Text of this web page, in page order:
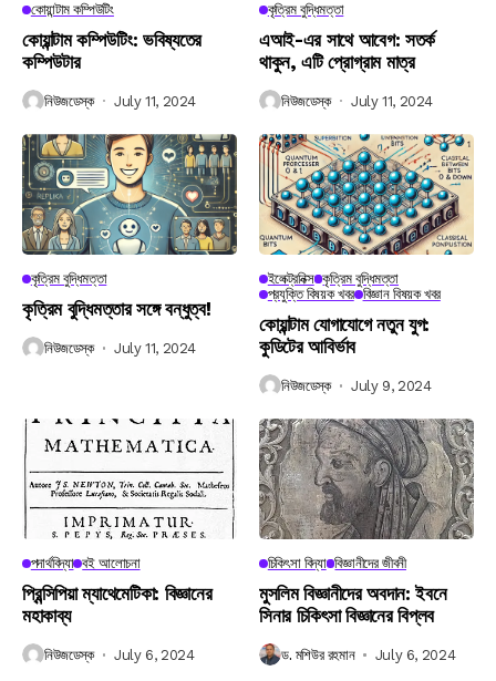
কোয়ান্টাম কম্পিউটিং
কোয়ান্টাম কম্পিউটিং: ভবিষ্যতের
কম্পিউটার
নিউজডেস্ক July 11, 2024
কৃত্রিম বুদ্ধিমত্তা
এআই-এর সাথে আবেগ: সতর্ক
থাকুন, এটি প্রোগ্রাম মাত্র
নিউজডেস্ক July 11, 2024
কৃত্রিম বুদ্ধিমত্তা
কৃত্রিম বুদ্ধিমত্তার সঙ্গে বন্ধুত্ব!
নিউজডেস্ক July 11, 2024
ইলেক্ট্রনিক্স কৃত্রিম বুদ্ধিমত্তা
প্রযুক্তি বিষয়ক খবর বিজ্ঞান বিষয়ক খবর
কোয়ান্টাম যোগাযোগে নতুন যুগ:
কুডিটের আবির্ভাব
নিউজডেস্ক July 9, 2024
পদার্থবিদ্যা বই আলোচনা
প্রিন্সিপিয়া ম্যাথেমেটিকা: বিজ্ঞানের
মহাকাব্য
নিউজডেস্ক July 6, 2024
চিকিৎসা বিদ্যা বিজ্ঞানীদের জীবনী
মুসলিম বিজ্ঞানীদের অবদান: ইবনে
সিনার চিকিৎসা বিজ্ঞানের বিপ্লব
ড. মশিউর রহমান July 6, 2024